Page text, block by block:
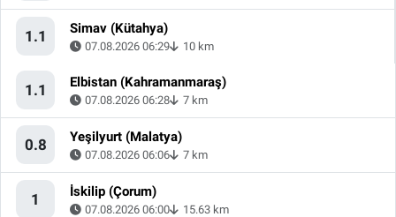
1.1 Simav (Kütahya)
07.08.2026 06:29 10 km
1.1 Elbistan (Kahramanmaraş)
07.08.2026 06:28 7 km
0.8 Yeşilyurt (Malatya)
07.08.2026 06:06 7 km
1 İskilip (Çorum)
07.08.2026 06:00 15.63 km